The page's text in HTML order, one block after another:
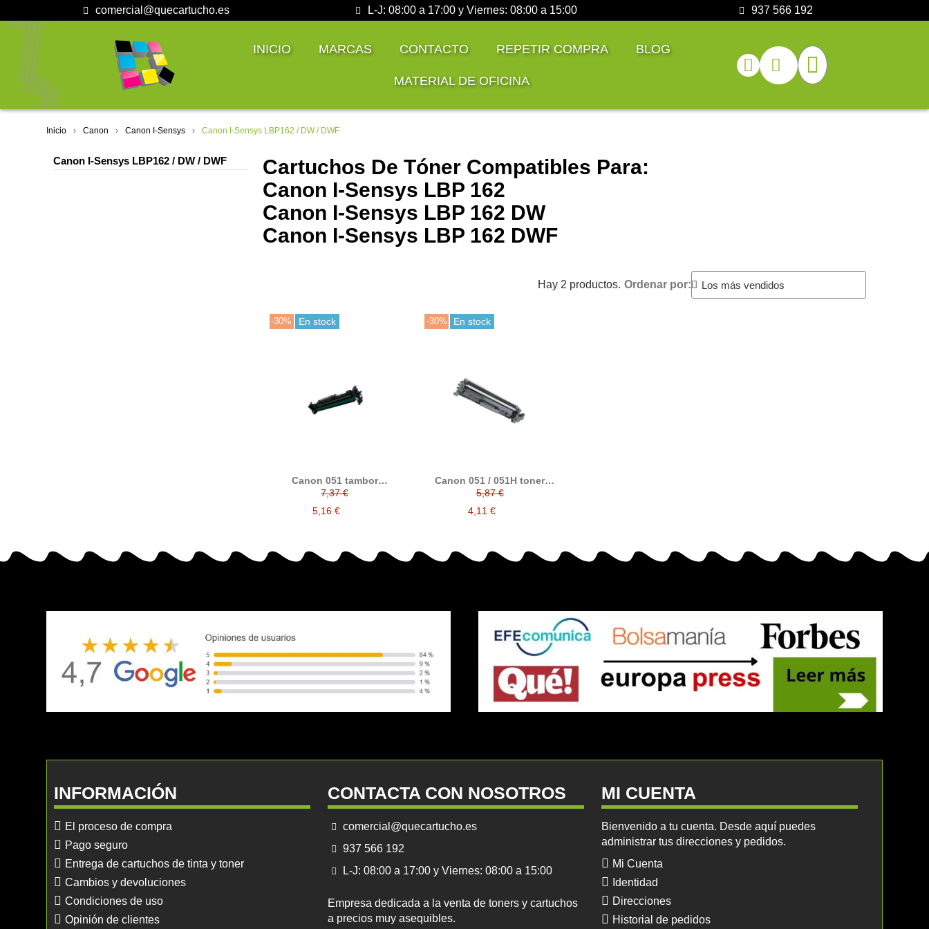
comercial@quecartucho.es L-J: 08:00 a 17:00 y Viernes: 08:00 a 15:00 937 566 192
INICIO MARCAS CONTACTO REPETIR COMPRA BLOG
MATERIAL DE OFICINA
Inicio Canon Canon I-Sensys Canon I-Sensys LBP162 / DW / DWF
Canon I-Sensys LBP162 / DW / DWF
Cartuchos De Tóner Compatibles Para:
Canon I-Sensys LBP 162
Canon I-Sensys LBP 162 DW
Canon I-Sensys LBP 162 DWF
Hay 2 productos. Ordenar por:
-30% En stock
Canon 051 tambor
compatible
7,37 €
5,16 €
-30% En stock
Canon 051 / 051H toner
compatible
5,87 €
4,11 €
INFORMACIÓN
El proceso de compra
Pago seguro
Entrega de cartuchos de tinta y toner
Cambios y devoluciones
Condiciones de uso
Opinión de clientes
CONTACTA CON NOSOTROS
comercial@quecartucho.es
937 566 192
L-J: 08:00 a 17:00 y Viernes: 08:00 a 15:00
Empresa dedicada a la venta de toners y cartuchos
a precios muy asequibles.
MI CUENTA
Bienvenido a tu cuenta. Desde aquí puedes
administrar tus direcciones y pedidos.
Mi Cuenta
Identidad
Direcciones
Historial de pedidos